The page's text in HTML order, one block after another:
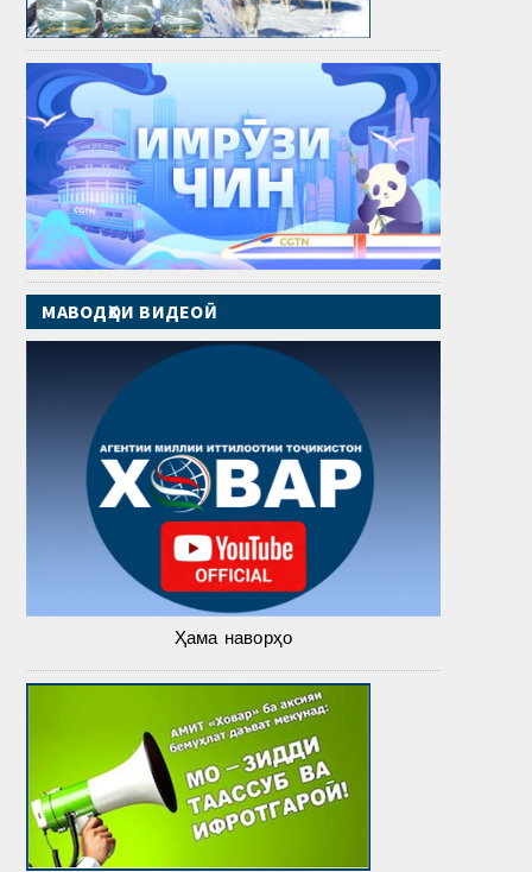
МАВОДҲОИ ВИДЕОӢ
Ҳама наворҳо